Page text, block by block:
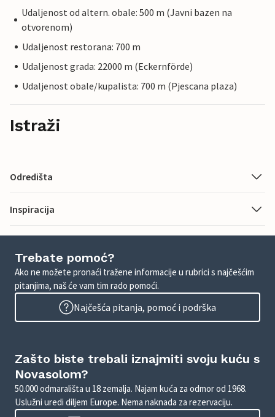
Udaljenost od altern. obale: 500 m (Javni bazen na
otvorenom)
Udaljenost restorana: 700 m
Udaljenost grada: 22000 m (Eckernförde)
Udaljenost obale/kupalista: 700 m (Pjescana plaza)
Istraži
Odredišta
Inspiracija
Trebate pomoć?
Ako ne možete pronaći tražene informacije u rubrici s najčešćim
pitanjima, naš će vam tim rado pomoći.
Najčešća pitanja, pomoć i podrška
Zašto biste trebali iznajmiti svoju kuću s
Novasolom?
50.000 odmarališta u 18 zemalja. Najam kuća za odmor od 1968.
Uslužni uredi diljem Europe. Nema naknada za rezervaciju.